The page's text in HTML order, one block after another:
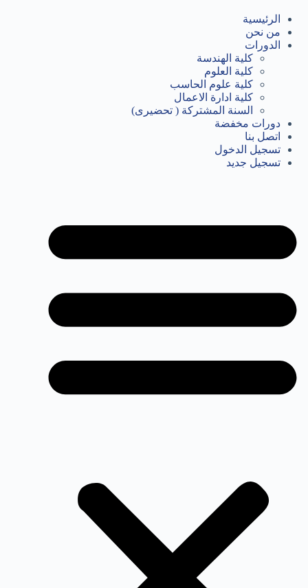
المحتوى
الرئيسية
من نحن
الدورات
كلية الهندسة
كلية العلوم
كلية علوم الحاسب
كلية ادارة الاعمال
السنة المشتركة ( تحضيرى)
دورات مخفضة
اتصل بنا
تسجيل الدخول
تسجيل جديد